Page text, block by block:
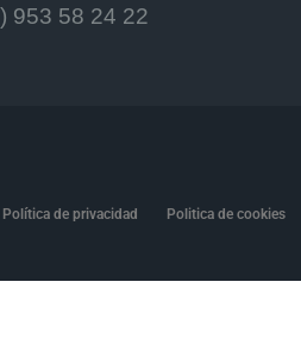
953 58 24 22
Política de privacidad Politica de cookies